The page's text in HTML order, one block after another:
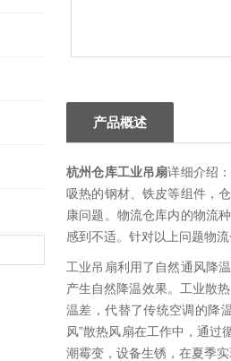
产品概述
杭州仓库工业吊扇详细介绍
吸热的钢材、铁皮等组件，
康问题。物流仓库内的物流
感到不适。针对以上问题物
工业吊扇利用了自然通风降
产生自然降温效果。工业散
温差，代替了传统空调的降
风”散热风扇在工作中，通
潮霉变，设备生锈，在夏季